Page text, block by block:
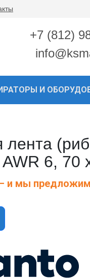
+7 (812)
И
лента
6, 70
и мы